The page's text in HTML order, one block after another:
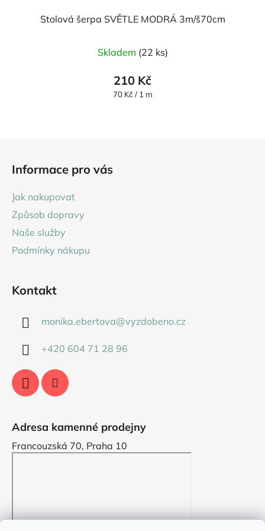
Stolová šerpa SVĚTLE MODRÁ 3m/š70cm
hodnocení
produktu
je
Skladem (22 ks)
210 Kč
Měrná
70 Kč / 1 m
Informace pro vás
Jak nakupovat
Způsob dopravy
Naše služby
Podmínky nákupu
Kontakt
monika.ebertova@vyzdobeno.cz
+420 604 71 28 96
Adresa kamenné prodejny
Francouzská 70, Praha 10